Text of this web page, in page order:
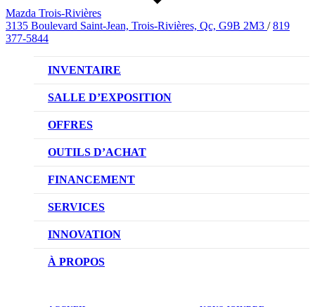
Mazda Trois-Rivières
3135 Boulevard Saint-Jean, Trois-Rivières, Qc, G9B 2M3 / 819
377-5844
INVENTAIRE
VÉHICULES NEUFS
VÉHICULES D’OCCASION
SALLE D’EXPOSITION
OFFRES
OFFRES DU CONCESSIONNAIRE
OUTILS D’ACHAT
CONFIGUREZ VOTRE VÉHICULE
RÉSERVEZ UN ESSAI ROUTIER
DEMANDEZ UN PRIX
FINANCEMENT
NOTRE DIFFÉRENCE
DEMANDE DE CRÉDIT AUTO
SERVICES
NOTRE PROMESSE
PRENDRE UN RENDEZ-VOUS
INNOVATION
TECHNOLOGIE SKYACTIV
À PROPOS